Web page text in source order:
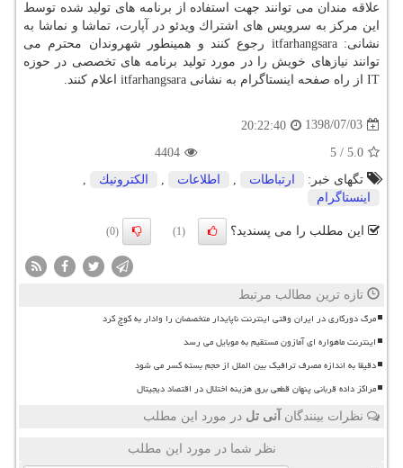
علاقه مندان می توانند جهت استفاده از برنامه های تولید شده توسط
این مركز به سرویس های اشتراك ویدئو در آپارت، تماشا و نماشا به
نشانی: itfarhangsara رجوع كنند و همینطور شهروندان محترم می
توانند نیازهای خویش را در مورد تولید برنامه های تخصصی در حوزه
IT از راه صفحه اینستاگرام به نشانی itfarhangsara اعلام كنند.
1398/07/03
20:22:40
5.0
/
5
4404
تگهای خبر:
ارتباطات اطلاعات الكترونیك
اینستاگرام
این مطلب را می پسندید؟ (1)
(0)
تازه ترین مطالب مرتبط
مرگ دورکاری در ایران وقتی اینترنت ناپایدار متخصصان را وادار به کوچ کرد
اینترنت ماهواره ای آمازون مستقیم به موبایل می رسد
دقیقا به اندازه مصرف ترافیک بین الملل از حجم بسته کسر می شود
مراکز داده قربانی پنهان قطعی برق هزینه اختلال در اقتصاد دیجیتال
نظرات بینندگان آنی تل در مورد این مطلب
نظر شما در مورد این مطلب